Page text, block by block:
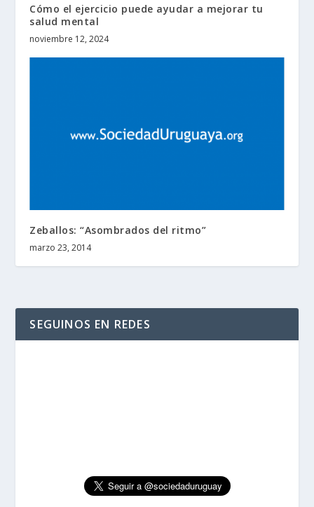
Cómo el ejercicio puede ayudar a mejorar tu
salud mental
noviembre 12, 2024
Zeballos: “Asombrados del ritmo”
marzo 23, 2014
SEGUINOS EN REDES